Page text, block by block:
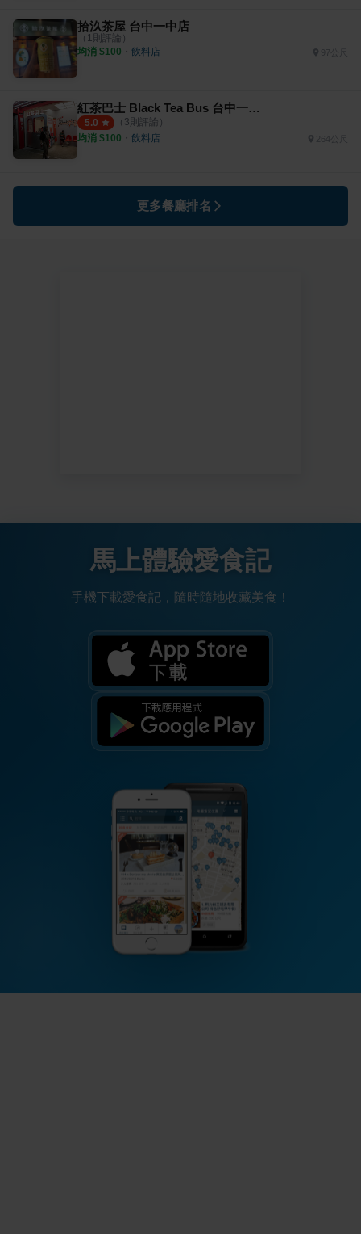
拾汣茶屋 台中一中店
（ 1則評論）
均消 $100 ・ 飲料店
紅茶巴士 Black Tea Bus 台中一中街站
5.0 （ 3則評論）
均消 $100 ・ 飲料店 264公尺
更多餐廳排名
馬上體驗愛食記
手機下載愛食記，隨時隨地收藏美食！